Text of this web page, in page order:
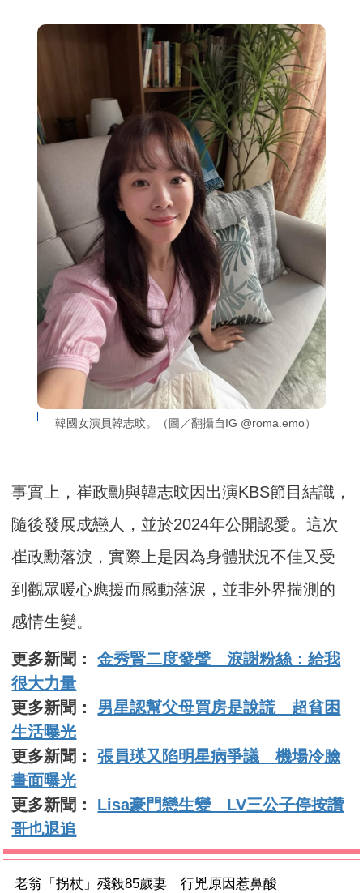
韓國女演員韓志旼。（圖／翻攝自IG @roma.emo）
事實上，崔政勳與韓志旼因出演KBS節目結識，
隨後發展成戀人，並於2024年公開認愛。這次
崔政勳落淚，實際上是因為身體狀況不佳又受
到觀眾暖心應援而感動落淚，並非外界揣測的
感情生變。
更多新聞：金秀賢二度發聲 淚謝粉絲：給我
很大力量
更多新聞： 男星認幫父母買房是說謊 超貧困
生活曝光
更多新聞：張員瑛又陷明星病爭議 機場冷臉
畫面曝光
更多新聞： Lisa豪門戀生變 LV三公子停按讚
哥也退追
老翁「拐杖」殘殺85歲妻 行兇原因惹鼻酸